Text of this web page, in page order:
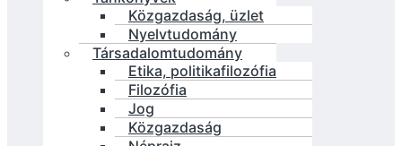
Közgazdaság, üzlet
Nyelvtudomány
Társadalomtudomány
Etika, politikafilozófia
Filozófia
Jog
Közgazdaság